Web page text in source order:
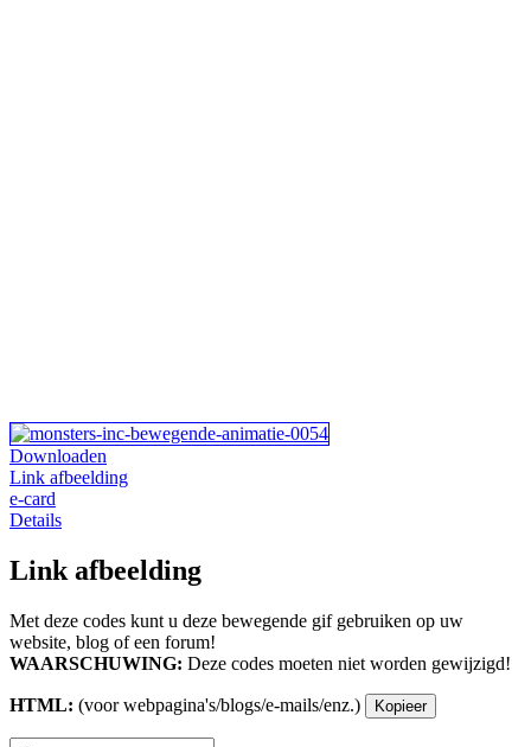
Downloaden
Link afbeelding
e-card
Details
Link afbeelding
Met deze codes kunt u deze bewegende gif gebruiken op uw
website, blog of een forum!
WAARSCHUWING: Deze codes moeten niet worden gewijzigd!
HTML: (voor webpagina's/blogs/e-mails/enz.) Kopieer